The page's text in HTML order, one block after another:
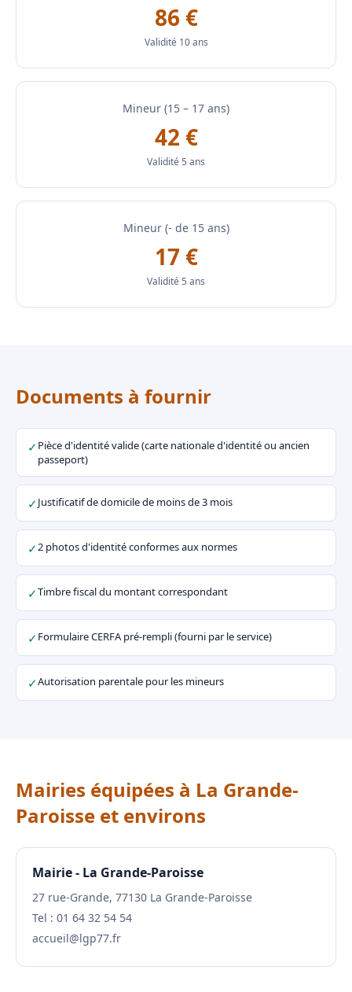
86 €
Validité 10 ans
Mineur (15 – 17 ans)
42 €
Validité 5 ans
Mineur (- de 15 ans)
17 €
Validité 5 ans
Documents à fournir
✓ Pièce d'identité valide (carte nationale d'identité ou ancien
passeport)
✓Justificatif de domicile de moins de 3 mois
✓2 photos d'identité conformes aux normes
✓Timbre fiscal du montant correspondant
✓ Formulaire CERFA pré-rempli (fourni par le service)
✓Autorisation parentale pour les mineurs
Mairies équipées à La Grande-
Paroisse et environs
Mairie - La Grande-Paroisse
27 rue-Grande, 77130 La Grande-Paroisse
Tel : 01 64 32 54 54
accueil@lgp77.fr